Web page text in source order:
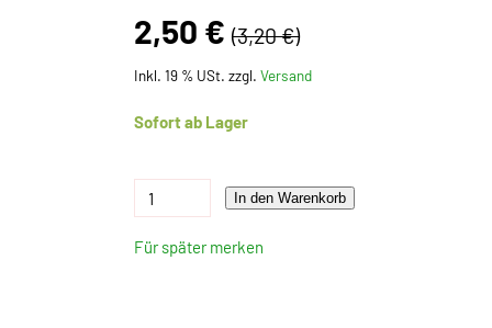
2,50 € (3,20 €)
Inkl. 19 % USt. zzgl. Versand
Sofort ab Lager
In den Warenkorb
Für später merken